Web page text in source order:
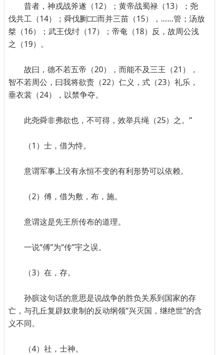
昔者，神戎战斧遂（12）；黄帝战蜀禄（13）；尧
伐共工（14）；舜伐劂□□而并三苗（15），……管；汤放
桀（16）；武王伐纣（17）；帝奄（18）反，故周公浅
之（19）。
故曰，德不若五帝（20），而能不及三王（21），
智不若周公，曰我将欲责（22）仁义，式（23）礼乐，
垂衣裳（24），以禁争夺。
此尧舜非弗欲也，不可得，效举兵绳（25）之。”
（1）士，借为恃。
意谓军事上没有永恒不变的有利形势可以依赖。
（2）傅，借为敷，布，施。
意谓这是先王所传布的道理。
一说“傅”为“传”宇之误。
（3）在，存。
孙膑这句话的意思是说战争的胜负关系到国家的存
亡，与孔丘复辟奴隶制的反动纲领“兴灭国，继绝世”的含
义不同。
（4）社，士神。